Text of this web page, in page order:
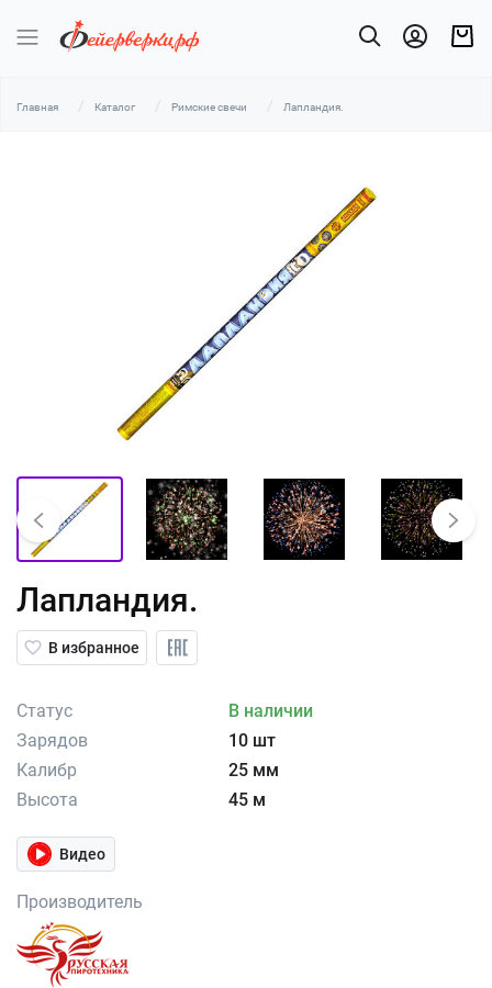
Главная Каталог Римские свечи Лапландия.
Лапландия.
В избранное
Статус
В наличии
Зарядов
10 шт
Калибр
25 мм
Высота
45 м
Видео
Производитель